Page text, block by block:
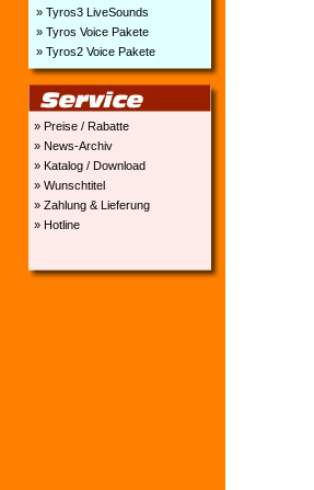
» Tyros3 LiveSounds
» Tyros Voice Pakete
» Tyros2 Voice Pakete
» Preise / Rabatte
» News-Archiv
» Katalog / Download
» Wunschtitel
» Zahlung & Lieferung
» Hotline